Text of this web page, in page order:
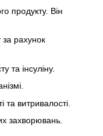
продукту. Він
за рахунок
та інсуліну.
та витривалості.
захворювань.